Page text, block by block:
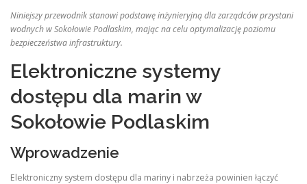
Niniejszy przewodnik stanowi podstawę inżynieryjną dla zarządców przystani
wodnych w Sokołowie Podlaskim, mając na celu optymalizację poziomu
bezpieczeństwa infrastruktury.
Elektroniczne systemy
dostępu dla marin w
Sokołowie Podlaskim
Wprowadzenie
Elektroniczny system dostępu dla mariny i nabrzeża powinien łączyć